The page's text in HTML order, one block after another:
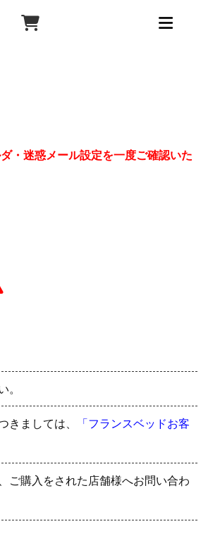
・迷惑メール設定を一度ご確認いた
ましては、
「フランスベッドお客
ご購入をされた店舗様へお問い合わ